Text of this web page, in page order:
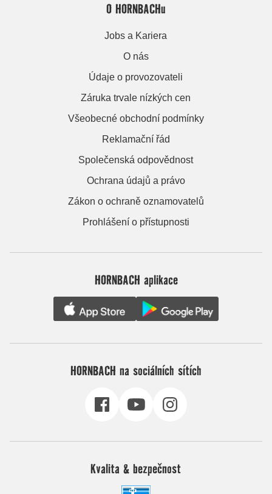
O HORNBACHu
Jobs a Kariera
O nás
Údaje o provozovateli
Záruka trvale nízkých cen
Všeobecné obchodní podmínky
Reklamační řád
Společenská odpovědnost
Ochrana údajů a právo
Zákon o ochraně oznamovatelů
Prohlášení o přístupnosti
HORNBACH aplikace
HORNBACH na sociálních sítích
Kvalita & bezpečnost